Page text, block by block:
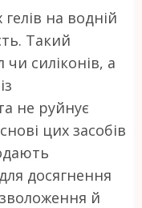
на водній
Такий
силіконів, а
не руйнує
цих засобів
досягнення
й